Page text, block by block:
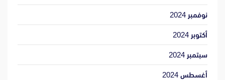
نوفمبر 2024
أكتوبر 2024
سبتمبر 2024
أغسطس 2024